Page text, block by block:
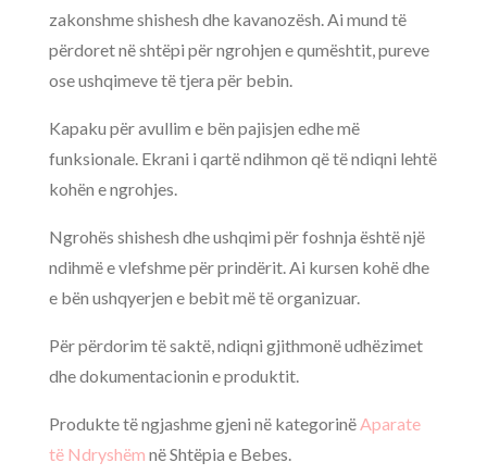
zakonshme shishesh dhe kavanozësh. Ai mund të
përdoret në shtëpi për ngrohjen e qumështit, pureve
ose ushqimeve të tjera për bebin.
Kapaku për avullim e bën pajisjen edhe më
funksionale. Ekrani i qartë ndihmon që të ndiqni lehtë
kohën e ngrohjes.
Ngrohës shishesh dhe ushqimi për foshnja është një
ndihmë e vlefshme për prindërit. Ai kursen kohë dhe
e bën ushqyerjen e bebit më të organizuar.
Për përdorim të saktë, ndiqni gjithmonë udhëzimet
dhe dokumentacionin e produktit.
Produkte të ngjashme gjeni në kategorinëAparate
të Ndryshëm në Shtëpia e Bebes.